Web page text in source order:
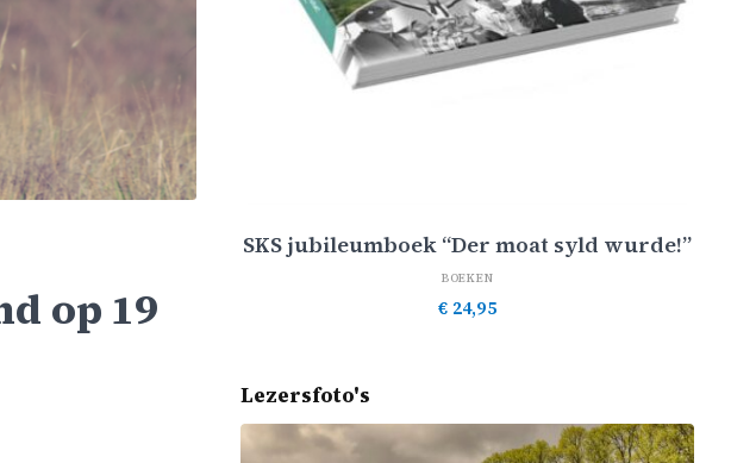
op 19
SKS jubileumboek “Der moat syld wurde!”
BOEKEN
€ 24,95
Lezersfoto's